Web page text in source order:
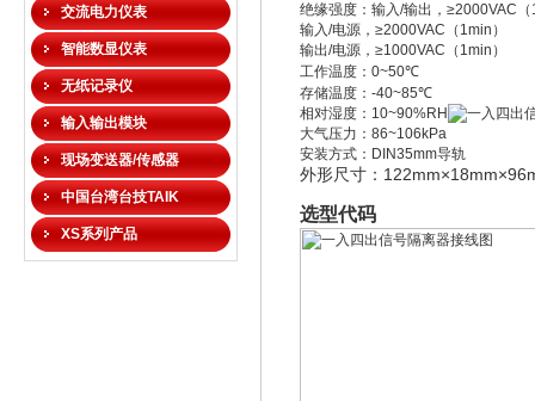
交流电力仪表
智能数显仪表
无纸记录仪
输入输出模块
现场变送器/传感器
中国台湾台技TAIK
XS系列产品
绝缘强度：输入/输出， ≥2000VAC （
输入/电源， ≥2000VAC （ 1min ）
输出/电源， ≥1000VAC （ 1min ）
工作温度： 0~50℃
存储温度： -40~85℃
相对湿度： 10~90%RH
大气压力： 86~106kPa
安装方式： DIN35mm导轨
外形尺寸： 122mm×18mm
选型代码